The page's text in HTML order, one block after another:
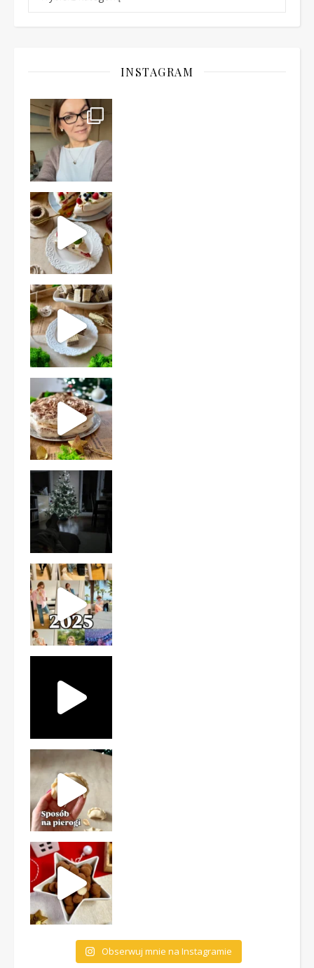
INSTAGRAM
Ten deser to prawdziwy HIT PRL-u! Wafle przełożo
Obserwuj mnie na Instagramie